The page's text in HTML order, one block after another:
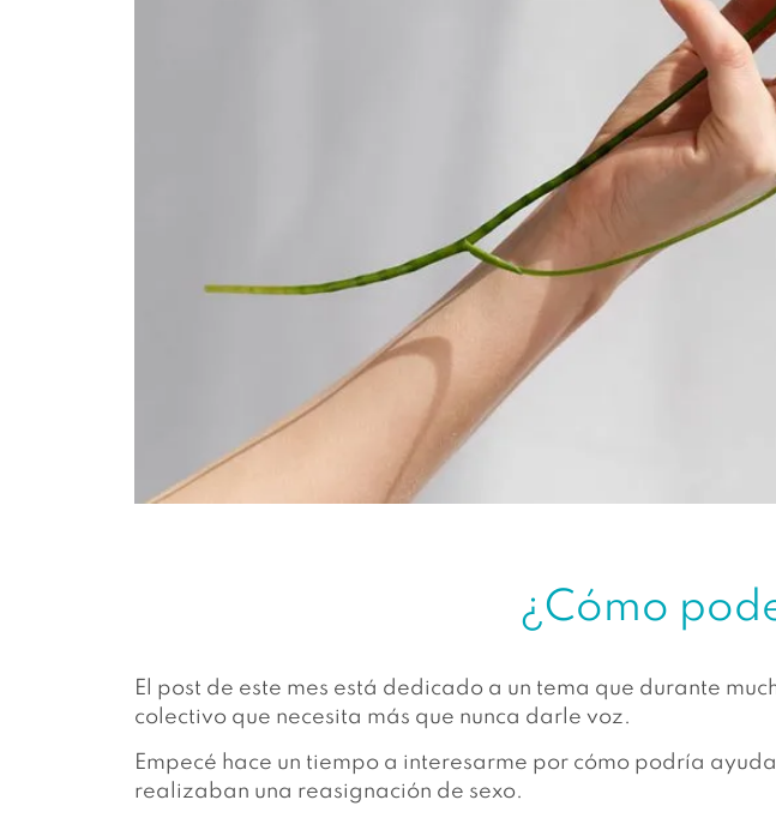
¿Cómo
El post de este mes está dedicado a un tema que durante
colectivo que necesita más que nunca darle voz.
Empecé hace un tiempo a interesarme por cómo podría
realizaban una reasignación de sexo.